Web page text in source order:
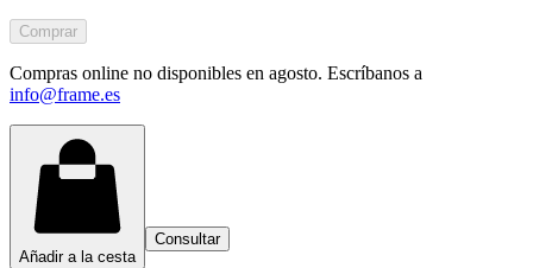
Comprar
Compras online no disponibles en agosto. Escríbanos a
info@frame.es
Añadir a la cesta
Consultar